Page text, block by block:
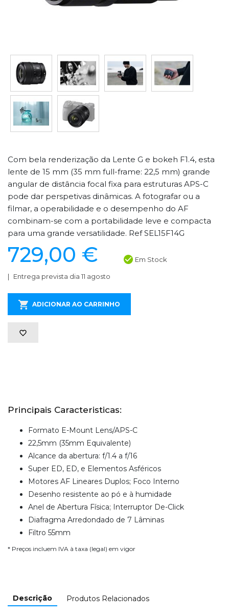
Com bela renderização da Lente G e bokeh F1.4, esta
lente de 15 mm (35 mm full-frame: 22,5 mm) grande
angular de distância focal fixa para estruturas APS-C
pode dar perspetivas dinâmicas. A fotografar ou a
filmar, a operabilidade e o desempenho do AF
combinam-se com a portabilidade leve e compacta
para uma grande versatilidade. Ref SEL15F14G
729,00 € Em Stock
Entrega prevista dia 11 agosto
ADICIONAR AO CARRINHO
Principais Caracteristicas:
Formato E-Mount Lens/APS-C
22,5mm (35mm Equivalente)
Alcance da abertura: f/1.4 a f/16
Super ED, ED, e Elementos Asféricos
Motores AF Lineares Duplos; Foco Interno
Desenho resistente ao pó e à humidade
Anel de Abertura Física; Interruptor De-Click
Diafragma Arredondado de 7 Lâminas
Filtro 55mm
* Preços incluem IVA à taxa (legal) em vigor
Descrição Produtos Relacionados